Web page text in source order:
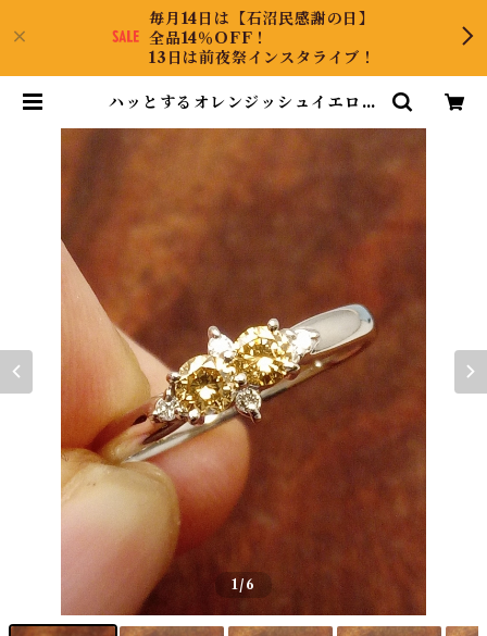
毎月14日は【石沼民感謝の日】
全品14％OFF！
13日は前夜祭インスタライブ！
ハッとするオレンジッシュイエロー
CollectJewel
1/6